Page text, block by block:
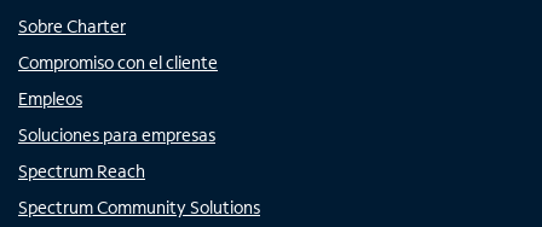
Sobre Charter
Compromiso con el cliente
Empleos
Soluciones para empresas
Spectrum Reach
Spectrum Community Solutions